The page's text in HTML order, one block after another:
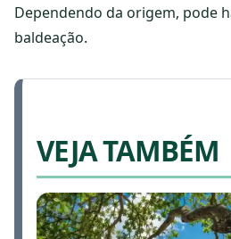
Dependendo da origem, pode
baldeação.
VEJA TAMBÉM